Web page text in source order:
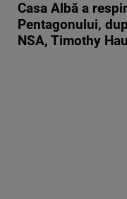
Casa Albă a
Pentagonului,
NSA, Timothy